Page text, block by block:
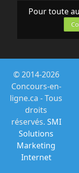
Pour toute
© 2014-2026
Concours-en-
ligne.ca - Tous
droits
réservés. SMI
Solutions
Marketing
Internet